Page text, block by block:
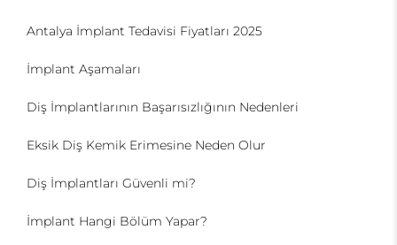
Antalya İmplant Tedavisi Fiyatları 2025
İmplant Aşamaları
Diş İmplantlarının Başarısızlığının Nedenleri
Eksik Diş Kemik Erimesine Neden Olur
Diş İmplantları Güvenli mi?
İmplant Hangi Bölüm Yapar?